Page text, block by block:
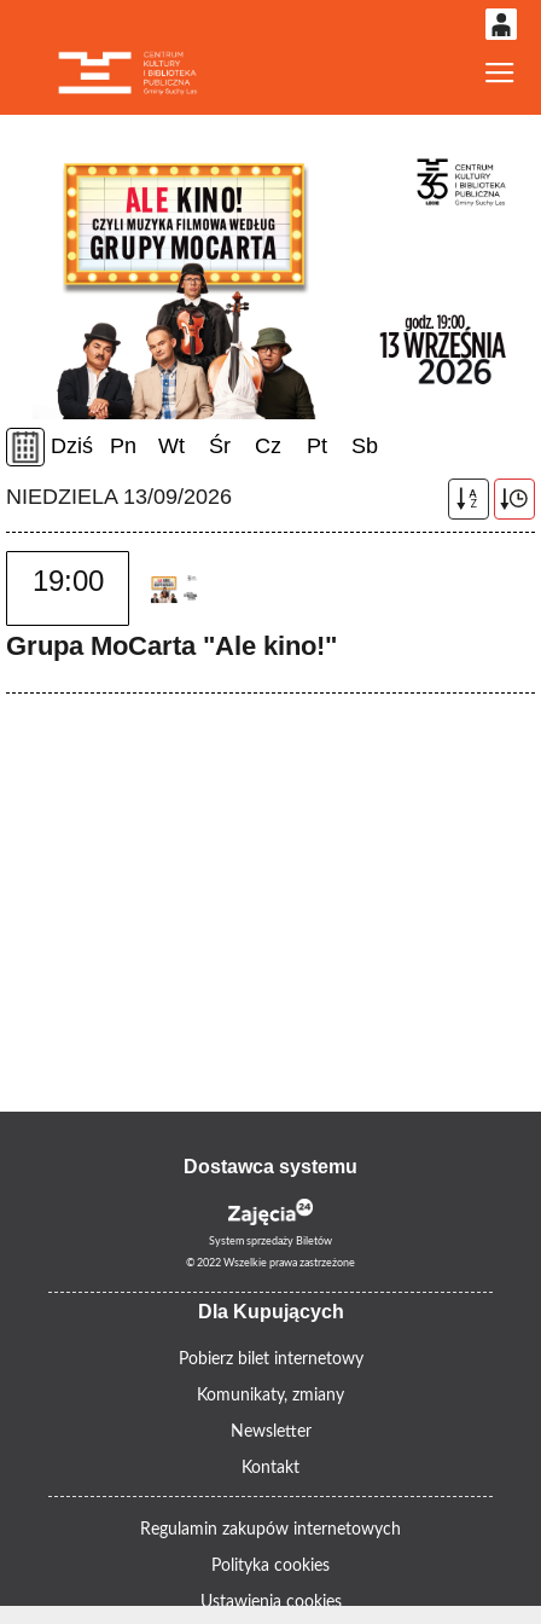
14 53
Dziś Pn Wt Śr Cz Pt Sb
NIEDZIELA 13/09/2026 A
Z
19:00
Grupa MoCarta "Ale kino!"
Dostawca systemu
System sprzedaży Biletów
© 2022 Wszelkie prawa zastrzeżone
Dla Kupujących
Pobierz bilet internetowy
Komunikaty, zmiany
Newsletter
Kontakt
Regulamin zakupów internetowych
Polityka cookies
Ustawienia cookies